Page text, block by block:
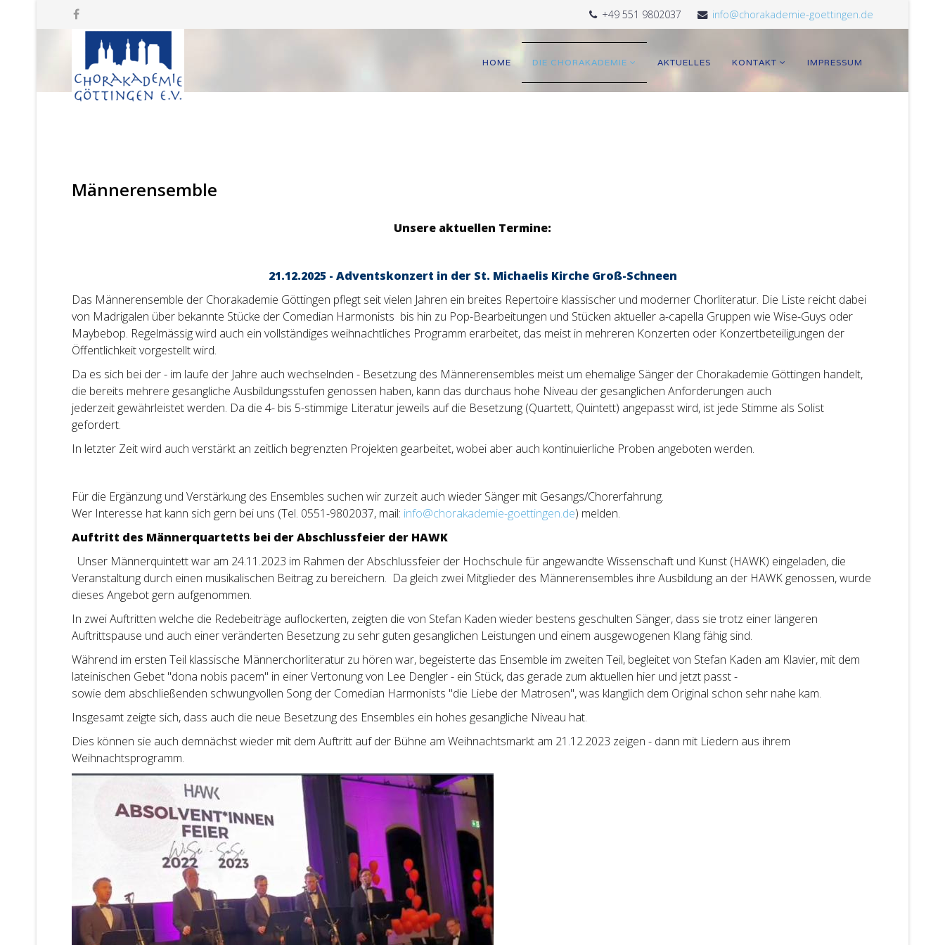
+49 551 9802037 info@chorakademie-goettingen.de
HOME DIE CHORAKADEMIE AKTUELLES KONTAKT IMPRESSUM
Männerensemble
Unsere aktuellen Termine:
21.12.2025 - Adventskonzert in der St. Michaelis Kirche Groß-Schneen
Das Männerensemble der Chorakademie Göttingen pflegt seit vielen Jahren ein breites Repertoire klassischer und moderner Chorliteratur. Die Liste reicht dabei
von Madrigalen über bekannte Stücke der Comedian Harmonists bis hin zu Pop-Bearbeitungen und Stücken aktueller a-capella Gruppen wie Wise-Guys oder
Maybebop. Regelmässig wird auch ein vollständiges weihnachtliches Programm erarbeitet, das meist in mehreren Konzerten oder Konzertbeteiligungen der
Öffentlichkeit vorgestellt wird.
Da es sich bei der - im laufe der Jahre auch wechselnden - Besetzung des Männerensembles meist um ehemalige Sänger der Chorakademie Göttingen handelt,
die bereits mehrere gesangliche Ausbildungsstufen genossen haben, kann das durchaus hohe Niveau der gesanglichen Anforderungen auch
jederzeit gewährleistet werden. Da die 4- bis 5-stimmige Literatur jeweils auf die Besetzung (Quartett, Quintett) angepasst wird, ist jede Stimme als Solist
gefordert.
In letzter Zeit wird auch verstärkt an zeitlich begrenzten Projekten gearbeitet, wobei aber auch kontinuierliche Proben angeboten werden.
Für die Ergänzung und Verstärkung des Ensembles suchen wir zurzeit auch wieder Sänger mit Gesangs/Chorerfahrung.
Wer Interesse hat kann sich gern bei uns (Tel. 0551-9802037, mail: info@chorakademie-goettingen.de) melden.
Auftritt des Männerquartetts bei der Abschlussfeier der HAWK
Unser Männerquintett war am 24.11.2023 im Rahmen der Abschlussfeier der Hochschule für angewandte Wissenschaft und Kunst (HAWK) eingeladen, die
Veranstaltung durch einen musikalischen Beitrag zu bereichern. Da gleich zwei Mitglieder des Männerensembles ihre Ausbildung an der HAWK genossen, wurde
dieses Angebot gern aufgenommen.
In zwei Auftritten welche die Redebeiträge auflockerten, zeigten die von Stefan Kaden wieder bestens geschulten Sänger, dass sie trotz einer längeren
Auftrittspause und auch einer veränderten Besetzung zu sehr guten gesanglichen Leistungen und einem ausgewogenen Klang fähig sind.
Während im ersten Teil klassische Männerchorliteratur zu hören war, begeisterte das Ensemble im zweiten Teil, begleitet von Stefan Kaden am Klavier, mit dem
lateinischen Gebet "dona nobis pacem" in einer Vertonung von Lee Dengler - ein Stück, das gerade zum aktuellen hier und jetzt passt -
sowie dem abschließenden schwungvollen Song der Comedian Harmonists "die Liebe der Matrosen", was klanglich dem Original schon sehr nahe kam.
Insgesamt zeigte sich, dass auch die neue Besetzung des Ensembles ein hohes gesangliche Niveau hat.
Dies können sie auch demnächst wieder mit dem Auftritt auf der Bühne am Weihnachtsmarkt am 21.12.2023 zeigen - dann mit Liedern aus ihrem
Weihnachtsprogramm.